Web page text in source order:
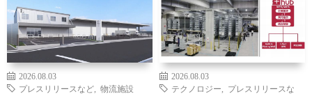
2026.08.03
プレスリリースなど
物流施設
2026.08.03
テクノロジー
プレスリリースな